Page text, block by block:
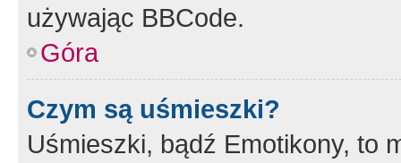
używając BBCode.
Góra
Czym są uśmieszki?
Uśmieszki, bądź Emotikony, to